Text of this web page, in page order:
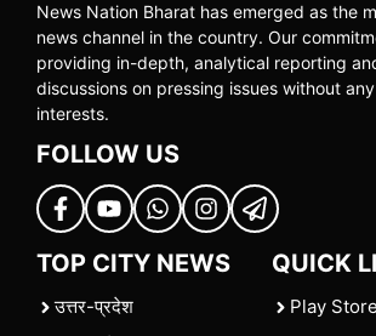
News Nation Bharat has emerged as the
news channel in the country. Our
providing in-depth, analytical reporting
discussions on pressing issues without
interests.
FOLLOW US
TOP CITY NEWS
उत्तर-प्रदेश
QUICK
Play Store